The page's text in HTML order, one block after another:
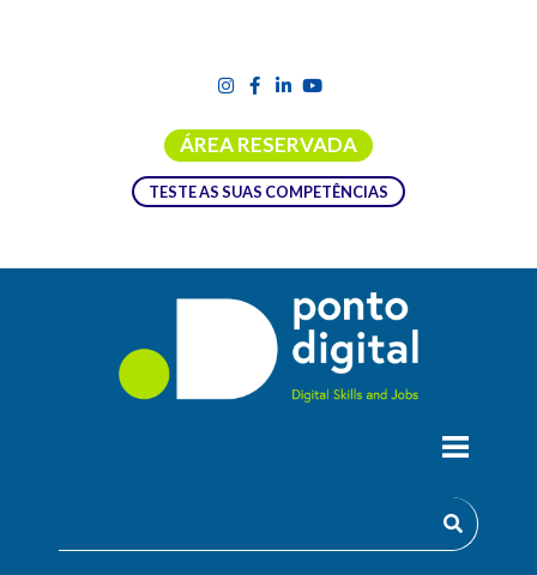
ÁREA RESERVADA
TESTE AS SUAS COMPETÊNCIAS